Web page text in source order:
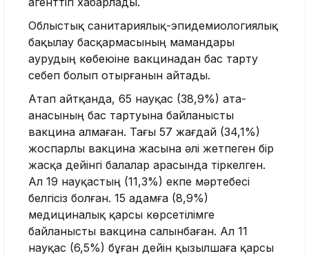
Облыстық санитариялық-эпидемиологиялық
бақылау басқармасының мамандары
аурудың көбеюіне вакцинадан бас тарту
себеп болып отырғанын айтады.
Атап айтқанда, 65 науқас (38,9%) ата-
анасының бас тартуына байланысты
вакцина алмаған. Тағы 57 жағдай (34,1%)
жоспарлы вакцина жасына әлі жетпеген бір
жасқа дейінгі балалар арасында тіркелген.
Ал 19 науқастың (11,3%) екпе мәртебесі
белгісіз болған. 15 адамға (8,9%)
медициналық қарсы көрсетілімге
байланысты вакцина салынбаған. Ал 11
науқас (6,5%) бұған дейін қызылшаға қарсы